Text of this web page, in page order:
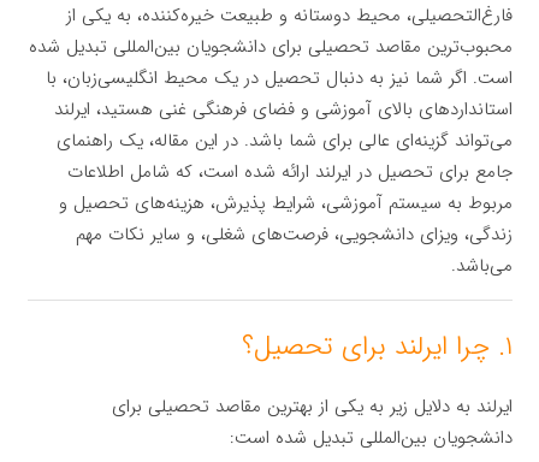
فارغ‌التحصیلی، محیط دوستانه و طبیعت خیره‌کننده، به یکی از
محبوب‌ترین مقاصد تحصیلی برای دانشجویان بین‌المللی تبدیل شده
است. اگر شما نیز به دنبال تحصیل در یک محیط انگلیسی‌زبان، با
استانداردهای بالای آموزشی و فضای فرهنگی غنی هستید، ایرلند
می‌تواند گزینه‌ای عالی برای شما باشد. در این مقاله، یک راهنمای
جامع برای تحصیل در ایرلند ارائه شده است، که شامل اطلاعات
مربوط به سیستم آموزشی، شرایط پذیرش، هزینه‌های تحصیل و
زندگی، ویزای دانشجویی، فرصت‌های شغلی، و سایر نکات مهم
می‌باشد.
۱. چرا ایرلند برای تحصیل؟
ایرلند به دلایل زیر به یکی از بهترین مقاصد تحصیلی برای
دانشجویان بین‌المللی تبدیل شده است: